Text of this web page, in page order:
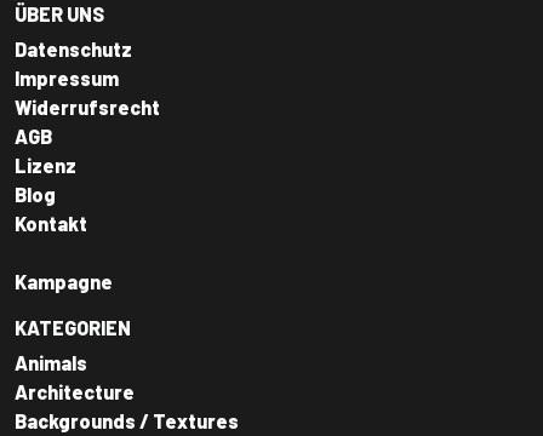
ÜBER UNS
Datenschutz
Impressum
Widerrufsrecht
AGB
Lizenz
Blog
Kontakt
Kampagne
KATEGORIEN
Animals
Architecture
Backgrounds / Textures